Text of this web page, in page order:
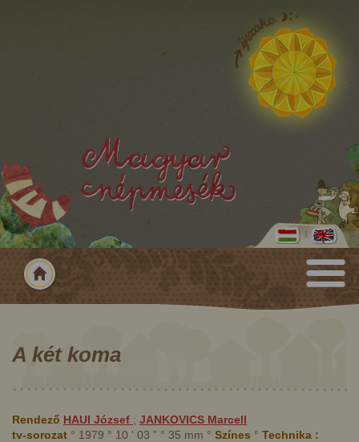
A két koma
Rendező HAUI József ; JANKOVICS Marcell
tv-sorozat ° 1979 ° 10 ' 03 " ° 35 mm ° Színes ° Technika :